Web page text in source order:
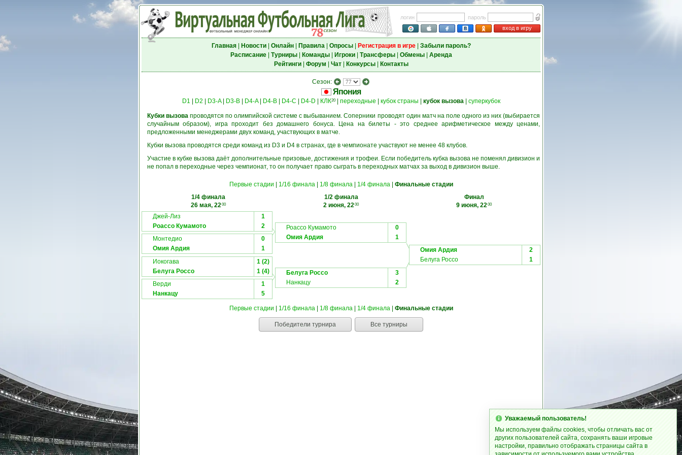
логин
пароль
вход в игру
Главная| Новости| Онлайн| Правила| Опросы| Регистрация в игре| Забыли пароль?
Расписание| Турниры| Команды| Игроки| Трансферы| Обмены| Аренда
Рейтинги| Форум Чат| Конкурсы| Контакты
Сезон:
Япония
D1 D2 D3-A| D3-B| D4-A| D4-B| D4-C D4-D КЛК20| переходные кубок страны кубок вызова| суперкубок
Кубки вызова проводятся по олимпийской системе с выбыванием. Соперники проводят один матч на поле одного из них (выбирается
случайным образом), игра проходит без домашнего бонуса. Цена на билеты - это среднее арифметическое между ценами,
предложенными менеджерами двух команд, участвующих в матче.
Кубки вызова проводятся среди команд из D3 и D4 в странах, где в чемпионате участвуют не менее 48 клубов.
Участие в кубке вызова даёт дополнительные призовые, достижения и трофеи. Если победитель кубка вызова не поменял дивизион и
не попал в переходные через чемпионат, то он получает право сыграть в переходных матчах за выход в дивизион выше.
Первые стадии 1/16 финала| 1/8 финала| 1/4 финала| Финальные стадии
1/4 финала
26 мая, 2200
1/2 финала
2 июня, 2200
Финал
9 июня, 2200
Джей-Лиз
1
Роассо Кумамото
2
Монтедио
0
Омия Ардия
1
Роассо Кумамото
0
Омия Ардия
1
Омия Ардия
2
Белуга Россо
1
Иокогава
1 (2)
Белуга Россо
1 (4)
Верди
1
Нанкацу
5
Белуга Россо
3
Нанкацу
2
Первые стадии 1/16 финала| 1/8 финала| 1/4 финала| Финальные стадии
Победители турнира Все турниры
Уважаемый пользователь!
Мы используем файлы cookies, чтобы отличать вас от
других пользователей сайта, сохранять ваши игровые
настройки, правильно отображать страницы сайта в